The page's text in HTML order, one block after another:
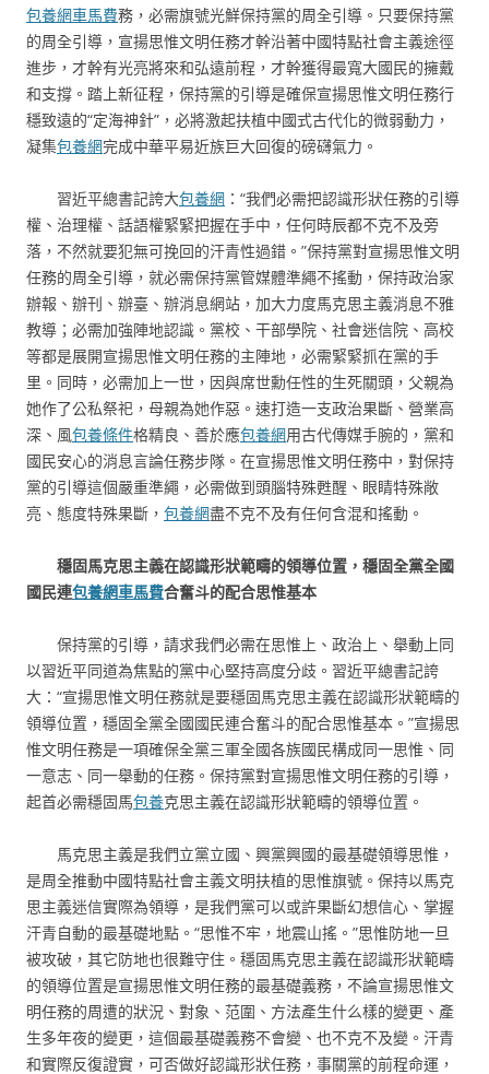
包養網車馬費務，必需旗號光鮮保持黨的周全引導。只要保持黨
的周全引導，宣揚思惟文明任務才幹沿著中國特點社會主義途徑
進步，才幹有光亮將來和弘遠前程，才幹獲得最寬大國民的擁戴
和支撐。踏上新征程，保持黨的引導是確保宣揚思惟文明任務行
穩致遠的“定海神針”，必將激起扶植中國式古代化的微弱動力，
凝集包養網完成中華平易近族巨大回復的磅礴氣力。
習近平總書記誇大包養網 ：“我們必需把認識形狀任務的引導
權、治理權、話語權緊緊把握在手中，任何時辰都不克不及旁
落，不然就要犯無可挽回的汗青性過錯。”保持黨對宣揚思惟文明
任務的周全引導，就必需保持黨管媒體準繩不搖動，保持政治家
辦報、辦刊、辦臺、辦消息網站，加大力度馬克思主義消息不雅
教導；必需加強陣地認識。黨校、干部學院、社會迷信院、高校
等都是展開宣揚思惟文明任務的主陣地，必需緊緊抓在黨的手
里。同時，必需加上一世，因與席世勳任性的生死關頭，父親為
她作了公私祭祀，母親為她作惡。速打造一支政治果斷、營業高
深、風包養條件格精良、善於應包養網用古代傳媒手腕的，黨和
國民安心的消息言論任務步隊。在宣揚思惟文明任務中，對保持
黨的引導這個嚴重準繩，必需做到頭腦特殊甦醒、眼睛特殊敞
亮、態度特殊果斷， 包養網盡不克不及有任何含混和搖動。
穩固馬克思主義在認識形狀範疇的領導位置，穩固全黨全國
國民連包養網車馬費合奮斗的配合思惟基本
保持黨的引導，請求我們必需在思惟上、政治上、舉動上同
以習近平同道為焦點的黨中心堅持高度分歧。習近平總書記誇
大：“宣揚思惟文明任務就是要穩固馬克思主義在認識形狀範疇的
領導位置，穩固全黨全國國民連合奮斗的配合思惟基本。”宣揚思
惟文明任務是一項確保全黨三軍全國各族國民構成同一思惟、同
一意志、同一舉動的任務。保持黨對宣揚思惟文明任務的引導，
起首必需穩固馬包養克思主義在認識形狀範疇的領導位置。
馬克思主義是我們立黨立國、興黨興國的最基礎領導思惟，
是周全推動中國特點社會主義文明扶植的思惟旗號。保持以馬克
思主義迷信實際為領導，是我們黨可以或許果斷幻想信心、掌握
汗青自動的最基礎地點。“思惟不牢，地震山搖。”思惟防地一旦
被攻破，其它防地也很難守住。穩固馬克思主義在認識形狀範疇
的領導位置是宣揚思惟文明任務的最基礎義務，不論宣揚思惟文
明任務的周遭的狀況、對象、范圍、方法產生什么樣的變更、產
生多年夜的變更，這個最基礎義務不會變、也不克不及變。汗青
和實際反復證實，可否做好認識形狀任務，事關黨的前程命運，